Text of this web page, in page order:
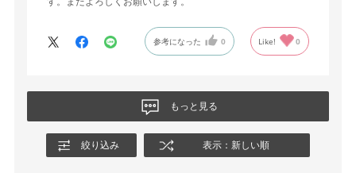
参考になった 0 Like! 0
もっと見る
絞り込み 表示：新しい順